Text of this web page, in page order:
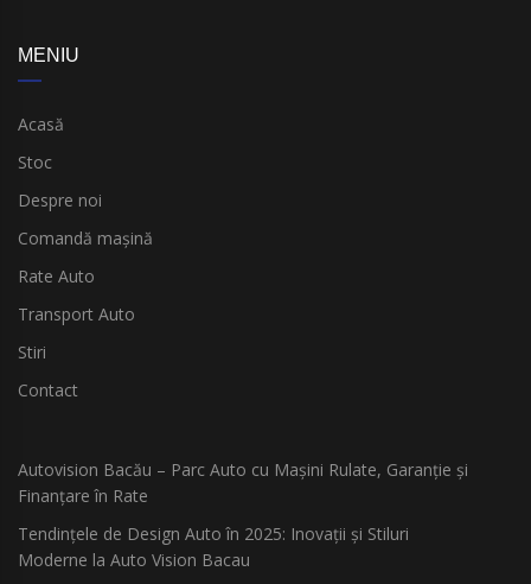
MENIU
Acasă
Stoc
Despre noi
Comandă mașină
Rate Auto
Transport Auto
Stiri
Contact
Autovision Bacău – Parc Auto cu Mașini Rulate, Garanție și
Finanțare în Rate
Tendințele de Design Auto în 2025: Inovații și Stiluri
Moderne la Auto Vision Bacau